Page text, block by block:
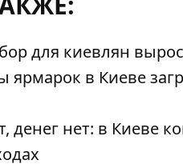
для киевлян
ярмарок в Киеве
денег нет: в Киеве